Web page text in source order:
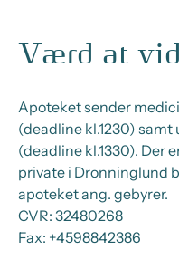
Værd at
Apoteket sender
(deadline kl.1230)
(deadline kl.1330). Der
private i Dronninglund
apoteket ang. gebyrer.
CVR: 32480268
Fax: +4598842386